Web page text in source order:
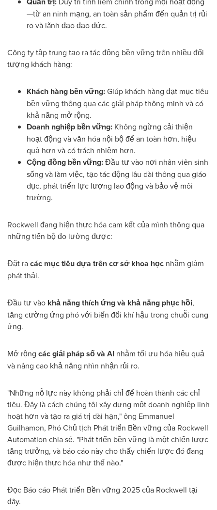
—từ an ninh mạng, an toàn sản phẩm đến quản trị rủi
ro và lãnh đạo đạo đức.
Công ty tập trung tạo ra tác động bền vững trên nhiều đối
tượng khách hàng:
Khách hàng bền vững:Giúp khách hàng đạt mục tiêu
bền vững thông qua các giải pháp thông minh và có
khả năng mở rộng.
Doanh nghiệp bền vững: Không ngừng cải thiện
hoạt động và văn hóa nội bộ để an toàn hơn, hiệu
quả hơn và có trách nhiệm hơn.
Cộng đồng bền vững:Đầu tư vào nơi nhân viên sinh
sống và làm việc, tạo tác động lâu dài thông qua giáo
dục, phát triển lực lượng lao động và bảo vệ môi
trường.
Rockwell đang hiện thực hóa cam kết của mình thông qua
những tiến bộ đo lường được:
Đặt racác mục tiêu dựa trên cơ sở khoa học nhằm giảm
phát thải.
Đầu tư vào khả năng thích ứng và khả năng phục hồi,
tăng cường ứng phó với biến đổi khí hậu trong chuỗi cung
ứng.
Mở rộng các giải pháp số và AI nhằm tối ưu hóa hiệu quả
và nâng cao khả năng nhìn nhận rủi ro.
"Những nỗ lực này không phải chỉ để hoàn thành các chỉ
tiêu. Đây là cách chúng tôi xây dựng một doanh nghiệp linh
hoạt hơn và tạo ra giá trị dài hạn," ông Emmanuel
Guilhamon, Phó Chủ tịch Phát triển Bền vững của Rockwell
Automation chia sẻ. "Phát triển bền vững là một chiến lược
tăng trưởng, và báo cáo này cho thấy chiến lược đó đang
được hiện thực hóa như thế nào."
Đọc Báo cáo Phát triển Bền vững 2025 của Rockwell tại
đây.